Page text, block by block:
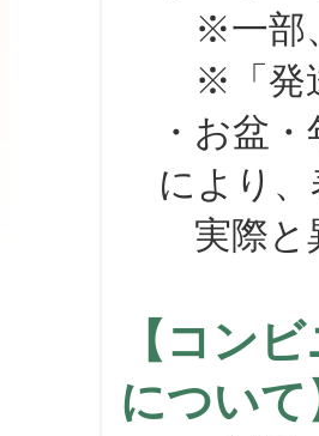
※一部、
※「発送
・お盆・
により
実際と異
【コン
につい